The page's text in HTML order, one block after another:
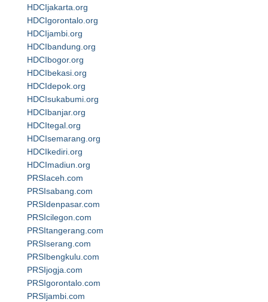
HDCIjakarta.org
HDCIgorontalo.org
HDCIjambi.org
HDCIbandung.org
HDCIbogor.org
HDCIbekasi.org
HDCIdepok.org
HDCIsukabumi.org
HDCIbanjar.org
HDCItegal.org
HDCIsemarang.org
HDCIkediri.org
HDCImadiun.org
PRSIaceh.com
PRSIsabang.com
PRSIdenpasar.com
PRSIcilegon.com
PRSItangerang.com
PRSIserang.com
PRSIbengkulu.com
PRSIjogja.com
PRSIgorontalo.com
PRSIjambi.com